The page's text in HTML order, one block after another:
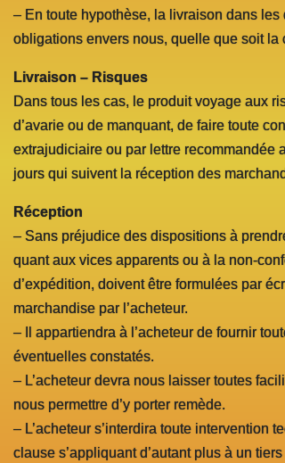
– En toute hypothèse, la livraison dans
obligations envers nous, quelle que soit
Livraison – Risques
Dans tous les cas, le produit voyage aux
d’avarie ou de manquant, de faire toute
extrajudiciaire ou par lettre recommandée
jours qui suivent la réception des
Réception
– Sans préjudice des dispositions à
quant aux vices apparents ou à la non-
d’expédition, doivent être formulées par
marchandise par l’acheteur.
– Il appartiendra à l’acheteur de fournir
éventuelles constatés.
– L’acheteur devra nous laisser toutes
nous permettre d’y porter remède.
– L’acheteur s’interdira toute intervention
clause s’appliquant d’autant plus à un